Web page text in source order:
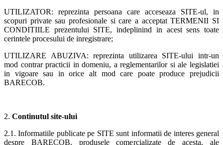
UTILIZATOR: reprezinta persoana care acceseaza SITE-ul, in
scopuri private sau profesionale si care a acceptat TERMENII SI
CONDITIILE prezentului SITE, indeplinind in acest sens toate
cerintele procesului de inregistrare;
UTILIZARE ABUZIVA: reprezinta utilizarea SITE-ului intr-un
mod contrar practicii in domeniu, a reglementarilor si ale legislatiei
in vigoare sau in orice alt mod care poate produce prejudicii
BARECOB.
2. Continutul site-ului
2.1. Informatiile publicate pe SITE sunt informatii de interes general
despre BARECOB, produsele comercializate de acesta, ale